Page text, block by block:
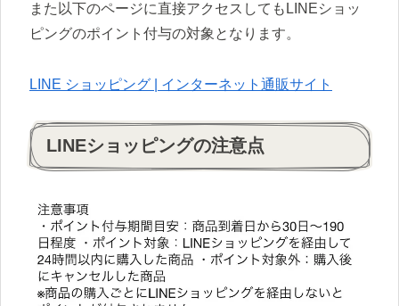
また以下のページに直接アクセスしてもLINEショッ
ピングのポイント付与の対象となります。
LINE ショッピング | インターネット通販サイト
LINEショッピングの注意点